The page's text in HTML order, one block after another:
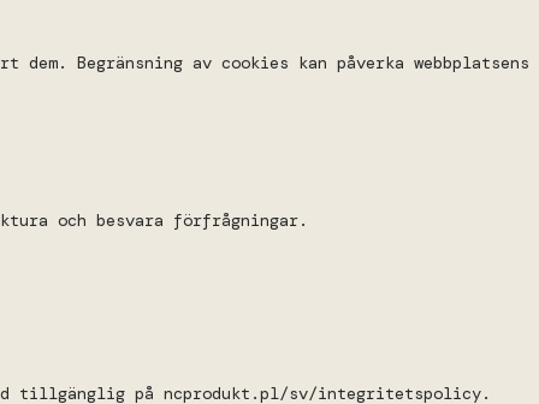
Begränsning av cookies kan påverka webbplatsens
och besvara förfrågningar.
tillgänglig på ncprodukt.pl/sv/integritetspolicy.